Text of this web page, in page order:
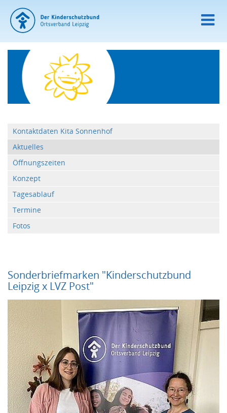
Kontaktdaten Kita Sonnenhof
Aktuelles
Öffnungszeiten
Konzept
Tagesablauf
Termine
Fotos
Sonderbriefmarken "Kinderschutzbund
Leipzig x LVZ Post"